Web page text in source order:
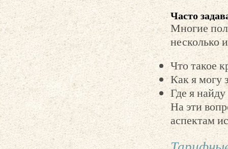
Часто
Многие
несколько
Что такое
Как я могу
Где я
На эти
аспектам